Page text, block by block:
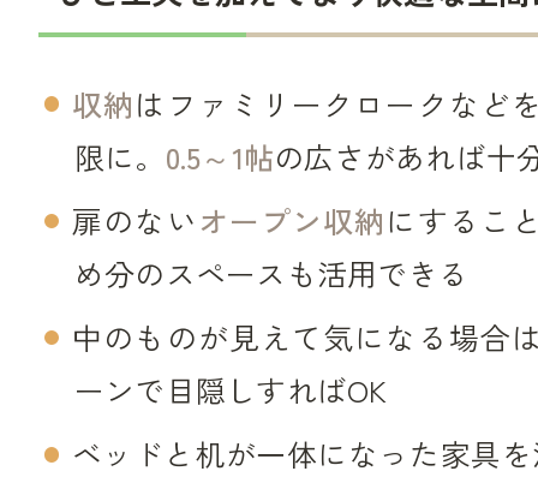
収納はファミリークロークなど
限に。 0.5～1帖の広さがあれば十
扉のないオープン収納にするこ
め分のスペースも活用できる
中のものが見えて気になる場合
ーンで目隠しすればOK
ベッドと机が一体になった家具